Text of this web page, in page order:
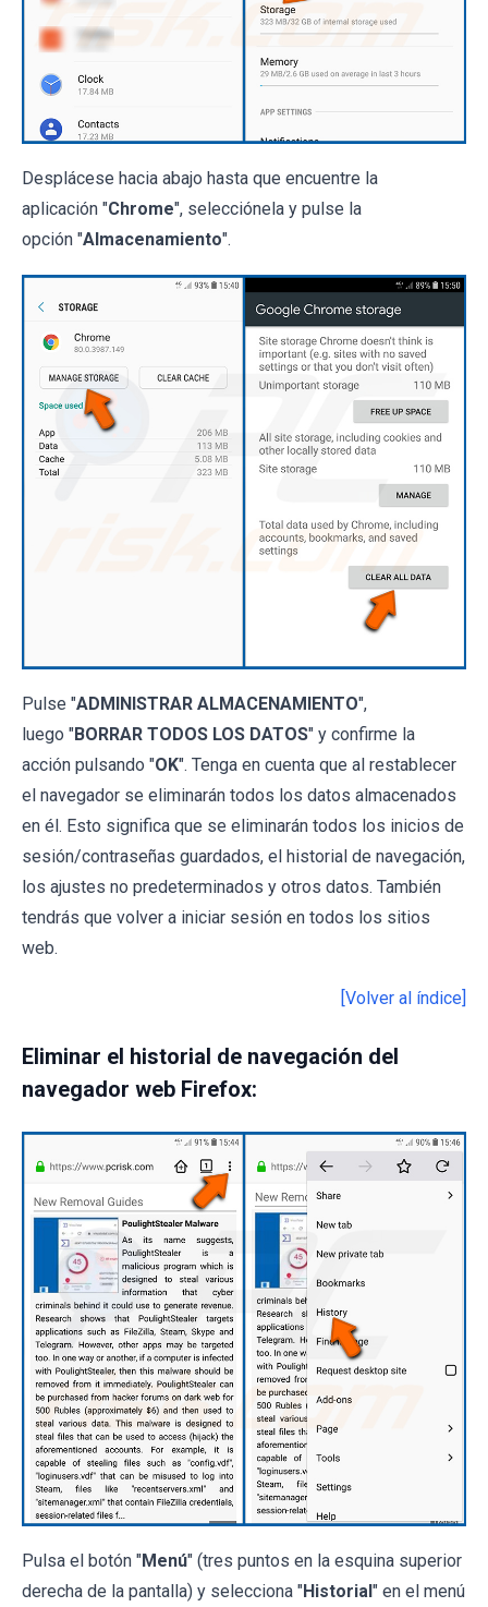
Desplácese hacia abajo hasta que encuentre la
aplicación "Chrome", selecciónela y pulse la
opción "Almacenamiento".
Pulse "ADMINISTRAR ALMACENAMIENTO",
luego "BORRAR TODOS LOS DATOS" y confirme la
acción pulsando "OK". Tenga en cuenta que al restablecer
el navegador se eliminarán todos los datos almacenados
en él. Esto significa que se eliminarán todos los inicios de
sesión/contraseñas guardados, el historial de navegación,
los ajustes no predeterminados y otros datos. También
tendrás que volver a iniciar sesión en todos los sitios
web.
[Volver al índice]
Eliminar el historial de navegación del
navegador web Firefox:
Pulsa el botón "Menú" (tres puntos en la esquina superior
derecha de la pantalla) y selecciona "Historial" en el menú